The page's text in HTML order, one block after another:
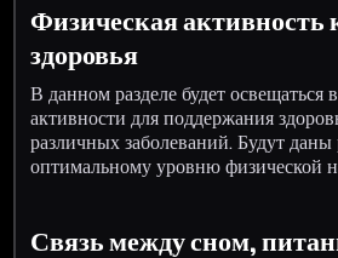
Физическая активность
здоровья
В данном разделе будет освещаться
активности для поддержания
различных заболеваний. Будут
оптимальному уровню физической
Связь между сном,